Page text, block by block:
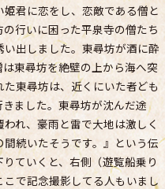
君に恋をし、恋敵である僧と
行いに困った平泉寺の僧たち
出しました。東尋坊が酒に酔
東尋坊を絶壁の上から海へ突
東尋坊は、近くにいた者ども
ました。東尋坊が沈んだ途
れ、豪雨と雷で大地は激しく
続いたそうです。』という伝
ていくと、右側（遊覧船乗り
で記念撮影してる人もいまし